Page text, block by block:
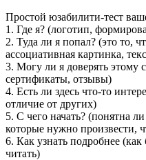
Простой юзабилити-тест
1. Где я? (логотип,
2. Туда ли я попал? (это то,
ассоциативная картинка,
3. Могу ли я доверять этому
сертификаты, отзывы)
4. Есть ли здесь что-то
отличие от других)
5. С чего начать? (понятна
которые нужно произвести,
6. Как узнать подробнее (как
читать)